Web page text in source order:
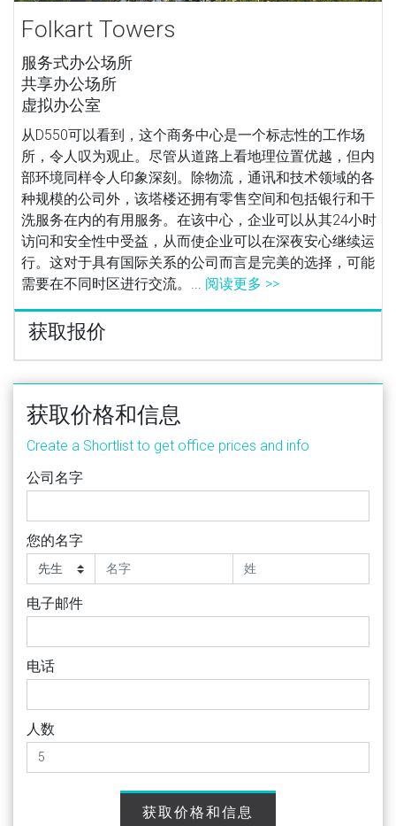
Folkart Towers
服务式办公场所
共享办公场所
虚拟办公室
从D550可以看到，这个商务中心是一个标志性的工作场
所，令人叹为观止。尽管从道路上看地理位置优越，但内
部环境同样令人印象深刻。除物流，通讯和技术领域的各
种规模的公司外，该塔楼还拥有零售空间和包括银行和干
洗服务在内的有用服务。在该中心，企业可以从其24小时
访问和安全性中受益，从而使企业可以在深夜安心继续运
行。这对于具有国际关系的公司而言是完美的选择，可能
需要在不同时区进行交流。... 阅读更多 >>
获取报价
获取价格和信息
Create a Shortlist to get office prices and info
公司名字
您的名字
电子邮件
电话
人数
获取价格和信息